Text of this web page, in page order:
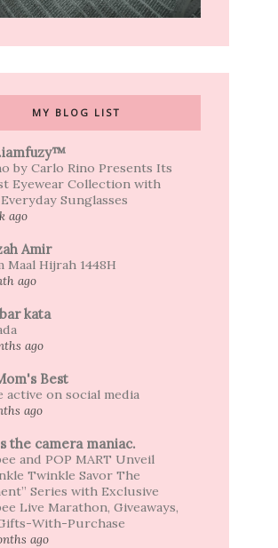
MY BLOG LIST
by Carlo Rino Presents Its
Eyewear Collection with
Sunglasses
ago
Amir
Maal Hijrah 1448H
ago
kata
ago
Best
active on social media
ago
the camera maniac.
and POP MART Unveil
Twinkle Savor The
Series with Exclusive
Live Marathon, Giveaways,
With-Purchase
ago